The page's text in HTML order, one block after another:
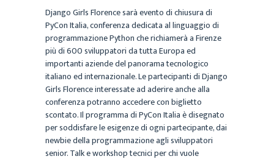
Django Girls Florence sarà evento di chiusura di
PyCon Italia, conferenza dedicata al linguaggio di
programmazione Python che richiamerà a Firenze
più di 600 sviluppatori da tutta Europa ed
importanti aziende del panorama tecnologico
italiano ed internazionale. Le partecipanti di Django
Girls Florence interessate ad aderire anche alla
conferenza potranno accedere con biglietto
scontato. Il programma di PyCon Italia è disegnato
per soddisfare le esigenze di ogni partecipante, dai
newbie della programmazione agli sviluppatori
senior. Talk e workshop tecnici per chi vuole